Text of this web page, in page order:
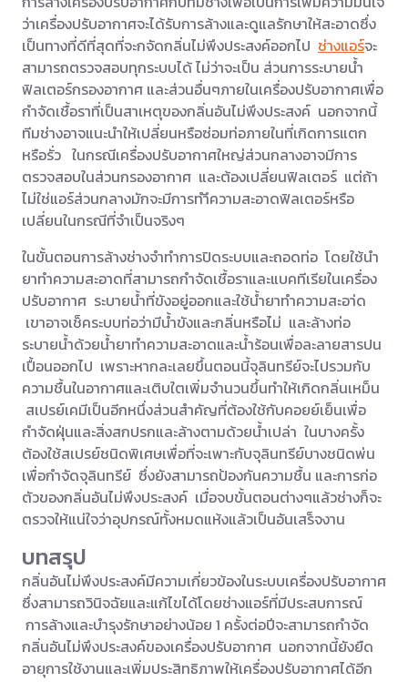
ว่าเครื่องปรับอากาศจะได้รับการล้างและดูแลรักษาให้สะอาดซึ่ง
เป็นทางที่ดีที่สุดที่จะกจัดกลิ่นไม่พึงประสงค์ออกไป ช่างแอร์จะ
สามารถตรวจสอบทุกระบบได้ ไม่ว่าจะเป็น ส่วนการระบายน้ำ
ฟิลเตอร์กรองอากาศ และส่วนอื่นๆภายในเครื่องปรับอากาศเพื่อ
กำจัดเชื้อราที่เป็นสาเหตุของกลิ่นอันไม่พึงประสงค์ นอกจากนี้
ทีมช่างอาจแนะนำให้เปลี่ยนหรือซ่อมท่อภายในที่เกิดการแตก
หรือรั่ว ในกรณีเครื่องปรับอากาศใหญ่ส่วนกลางอาจมีการ
ตรวจสอบในส่วนกรองอากาศ และต้องเปลี่ยนฟิลเตอร์ แต่ถ้า
ไม่ใช่แอร์ส่วนกลางมักจะมีการทำึความสะอาดฟิลเตอร์หรือ
เปลี่ยนในกรณีที่จำเป็นจริงๆ
ในขั้นตอนการล้างช่างจำทำการปิดระบบและถอดท่อ โดยใช้นำ
ยาทำความสะอาดที่สามารถกำจัดเชื้อราและแบคทีเรียในเครื่อง
ปรับอากาศ ระบายน้ำที่ขังอยู่ออกและใช้น้ำยาทำความสะอา่ด
เขาอาจเช็คระบบท่อว่ามีน้ำขังและกลิ่นหรือไม่ และล้างท่อ
ระบายน้ำด้วยน้ำยาทำความสะอาดและน้ำร้อนเพื่อละลายสารปน
เปื้อนออกไป เพราะหากละเลยขึ้นตอนนี้จุลินทรีย์จะไปรวมกับ
ความชื้นในอากาศและเติบใตเพิ่มจำนวนขึ้นทำให้เกิดกลิ่นเหม็น
สเปรย์เคมีเป็นอีกหนึ่งส่วนสำคัญที่ต้องใช้กับคอยย์เย็นเพื่อ
กำจัดฝุ่นและสิ่งสกปรกและล้างตามด้วยน้ำเปล่า ในบางครั้ง
ต้องใช้สเปรย์ชนิดพิเศษเพื่อที่จะเพาะกับจุลินทรีย์บางชนิดพ่น
เพื่อกำจัดจุลินทรีย์ ซึ่งยังสามารถป้องกันความชื้น และการก่อ
ตัวของกลิ่นอันไม่พึงประสงค์ เมื่อจบขั้นตอนต่างๆแล้วช่างก็จะ
ตรวจให้แน่ใจว่าอุปกรณ์ทั้งหมดแห้งแล้วเป็นอันเสร็จงาน
บทสรุป
กลิ่นอันไม่พึงประสงค์มีความเกี่ยวข้องในระบบเครื่องปรับอากาศ
ซึ่งสามารถวินิจฉัยและแก้ไขได้โดยช่างแอร์ที่มีประสบการณ์
การล้างและบำรุงรักษาอย่างน้อย 1 ครั้งต่อปีจะสามารถกำจัด
กลิ่นอันไม่พึงประสงค์ของเครื่องปรับอากาศ นอกจากนี้ยังยืด
อายุการใช้งานและเพิ่มประสิทธิภาพให้เครื่องปรับอากาศได้อีก